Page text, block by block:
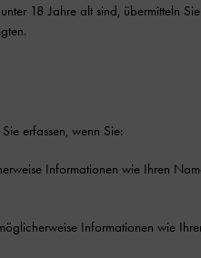
18 Jahre alt sind, übermitteln
erfassen, wenn Sie:
Informationen wie Ihren
Informationen wie